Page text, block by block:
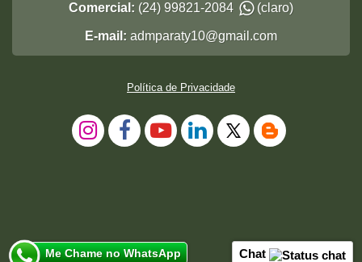
Me Chame no WhatsApp
Comercial: (24) 99821-2084 (claro)
E-mail: admparaty10@gmail.com
Política de Privacidade
Chat